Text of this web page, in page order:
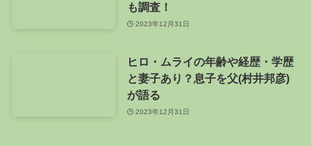
も調査！
2023年12月31日
ヒロ・ムライの年齢や経歴・学歴
と妻子あり？息子を父(村井邦彦)
が語る
2023年12月31日